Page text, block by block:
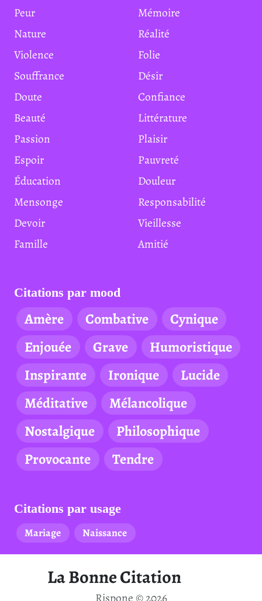
Peur
Mémoire
Nature
Réalité
Violence
Folie
Souffrance
Désir
Doute
Confiance
Beauté
Littérature
Passion
Plaisir
Espoir
Pauvreté
Éducation
Douleur
Mensonge
Responsabilité
Devoir
Vieillesse
Famille
Amitié
Citations par mood
Amère Combative
Cynique
Enjouée
Grave
Humoristique
Inspirante
Ironique
Lucide
Méditative
Mélancolique
Nostalgique
Philosophique
Provocante
Tendre
Citations par usage
Mariage
Naissance
La Bonne Citation
Rispone © 2026